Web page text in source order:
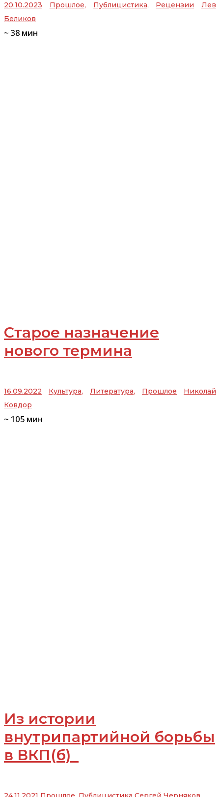
20.10.2023 Прошлое, Публицистика, Рецензии
Лев
Беликов
~ 38 мин
Старое назначение
нового термина
16.09.2022 Культура, Литература, Прошлое
Николай
Ковдор
~ 105 мин
Из истории
внутрипартийной борьбы
в ВКП(б)